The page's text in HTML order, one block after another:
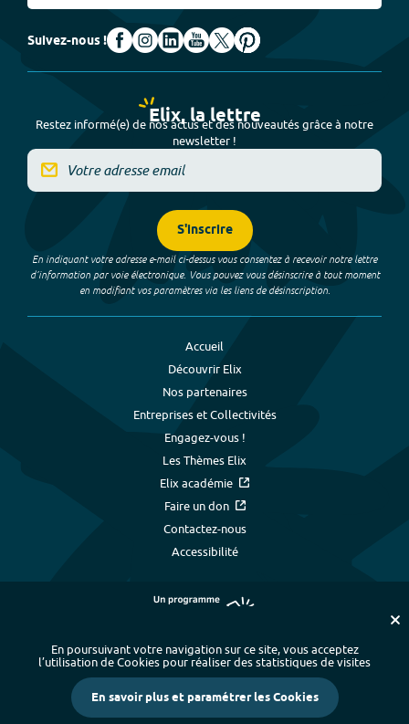
Suivez-nous !
Elix, la lettre
Restez informé(e) de nos actus et des nouveautés grâce à notre
newsletter !
S'inscrire
En indiquant votre adresse e-mail ci-dessus vous consentez à recevoir notre lettre
d’information par voie électronique. Vous pouvez vous désinscrire à tout moment
en modifiant vos paramètres via les liens de désinscription.
Accueil
Découvrir Elix
Nos partenaires
Entreprises et Collectivités
Engagez-vous !
Les Thèmes Elix
Elix académie
Faire un don
Contactez-nous
Accessibilité
Plan du site - Index alphabétique
-
Mentions légales et données personnelles
- Paramétrer les cookies
Crédits
En poursuivant votre navigation sur ce site, vous acceptez
l’utilisation de Cookies pour réaliser des statistiques de visites
En savoir plus et paramétrer les Cookies